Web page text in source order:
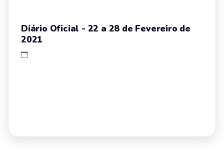
Diário Oficial - 22 a 28 de Fevereiro de
2021